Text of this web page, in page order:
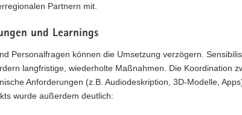
Partnern mit.
und Learnings
Personalfragen können die Umsetzung verzögern.
langfristige, wiederholte Maßnahmen. Die Koordination
Anforderungen (z.B. Audiodeskription, 3D-Modelle,
wurde außerdem deutlich: